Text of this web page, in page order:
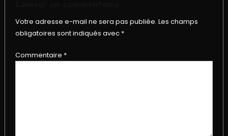
Votre adresse e-mail ne sera pas publiée. Les champs
obligatoires sont indiqués avec *
Commentaire *